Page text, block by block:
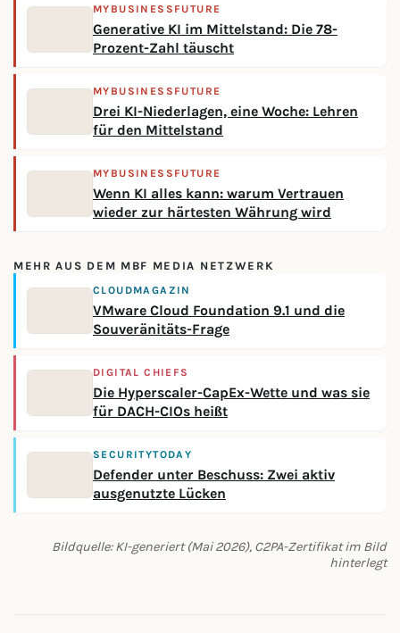
MYBUSINESSFUTURE
Generative KI im Mittelstand: Die 78-
Prozent-Zahl täuscht
MYBUSINESSFUTURE
Drei KI-Niederlagen, eine Woche: Lehren
für den Mittelstand
MYBUSINESSFUTURE
Wenn KI alles kann: warum Vertrauen
wieder zur härtesten Währung wird
MEHR AUS DEM MBF MEDIA NETZWERK
CLOUDMAGAZIN
VMware Cloud Foundation 9.1 und die
Souveränitäts-Frage
DIGITAL CHIEFS
Die Hyperscaler-CapEx-Wette und was sie
für DACH-CIOs heißt
SECURITYTODAY
Defender unter Beschuss: Zwei aktiv
ausgenutzte Lücken
Bildquelle: KI-generiert (Mai 2026), C2PA-Zertifikat im Bild
hinterlegt